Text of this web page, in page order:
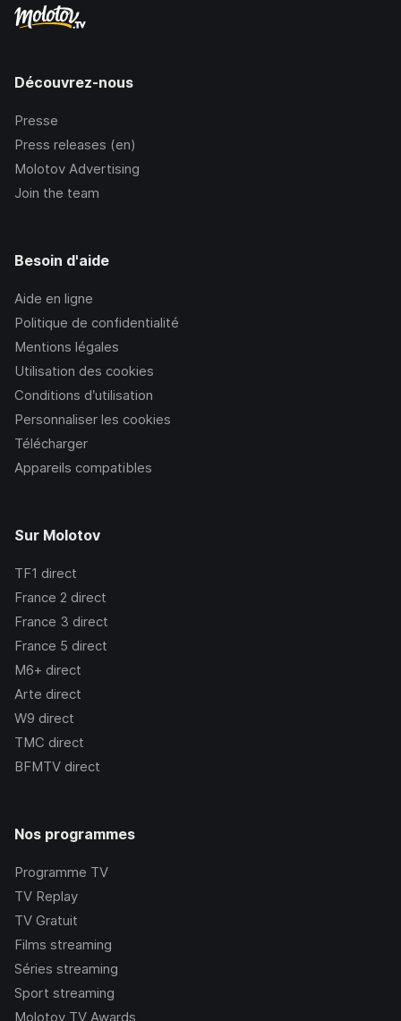
Découvrez-nous
Presse
Press releases (en)
Molotov Advertising
Join the team
Besoin d'aide
Aide en ligne
Politique de confidentialité
Mentions légales
Utilisation des cookies
Conditions d’utilisation
Personnaliser les cookies
Télécharger
Appareils compatibles
Sur Molotov
TF1 direct
France 2 direct
France 3 direct
France 5 direct
M6+ direct
Arte direct
W9 direct
TMC direct
BFMTV direct
Nos programmes
Programme TV
TV Replay
TV Gratuit
Films streaming
Séries streaming
Sport streaming
Molotov TV Awards